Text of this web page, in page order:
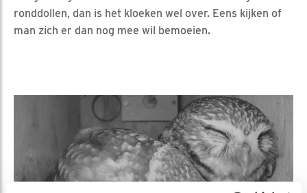
ronddollen, dan is het kloeken wel over. Eens kijken of
man zich er dan nog mee wil bemoeien.